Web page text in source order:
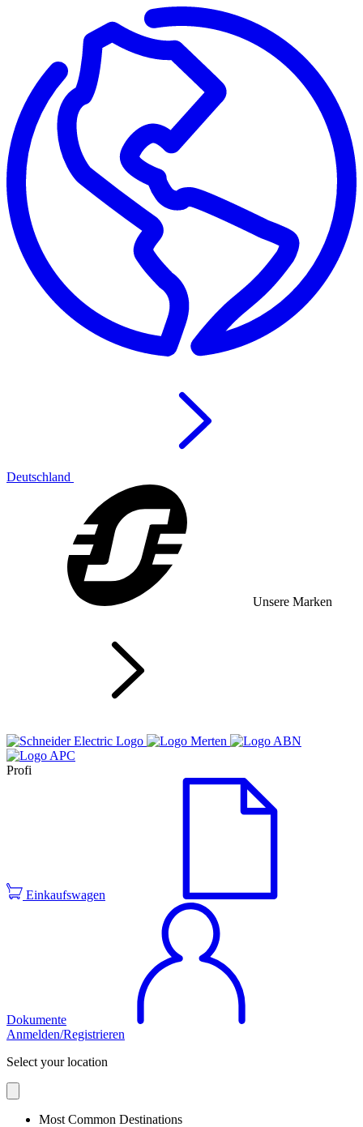
Deutschland
Unsere Marken
Profi
Einkaufswagen
Dokumente
Anmelden/Registrieren
Select your location
Most Common Destinations